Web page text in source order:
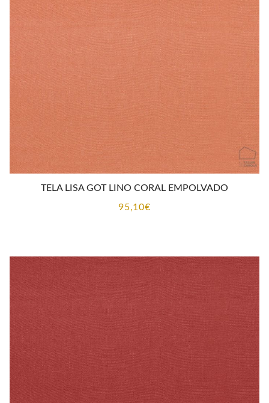
TELA LISA GOT LINO CORAL EMPOLVADO
95,10€